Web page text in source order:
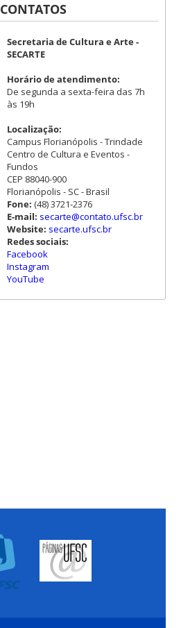
CONTATOS
Secretaria de Cultura e Arte -
SECARTE
Horário de atendimento:
De segunda a sexta-feira das 7h
às 19h
Localização:
Campus Florianópolis - Trindade
Centro de Cultura e Eventos -
Fundos
CEP 88040-900
Florianópolis - SC - Brasil
Fone: (48) 3721-2376
E-mail: secarte@contato.ufsc.br
Website: secarte.ufsc.br
Redes sociais:
Facebook
Instagram
YouTube